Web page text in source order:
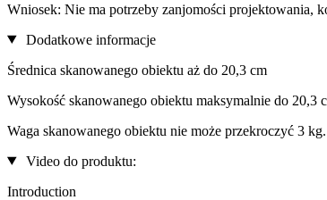
Wniosek: Nie ma potrzeby zanjomości projektowania,
Dodatkowe informacje
Średnica skanowanego obiektu aż do 20,3 cm
Wysokość skanowanego obiektu maksymalnie do 20,3
Waga skanowanego obiektu nie może przekroczyć 3 kg.
Video do produktu:
Introduction